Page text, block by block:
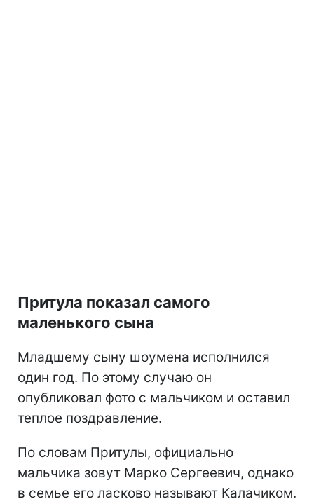
Притула показал самого
маленького сына
Младшему сыну шоумена исполнился
один год. По этому случаю он
опубликовал фото с мальчиком и оставил
теплое поздравление.
По словам Притулы, официально
мальчика зовут Марко Сергеевич, однако
в семье его ласково называют Калачиком.